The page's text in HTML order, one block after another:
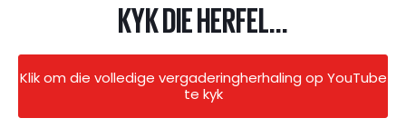
KYK DIE HERFEL...
Klik om die volledige vergaderingherhaling op YouTube
te kyk